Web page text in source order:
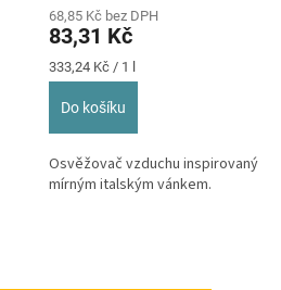
produktu
je
5,0
z
68,85 Kč bez DPH
83,31 Kč
Měrná
cena:
333,24 Kč / 1 l
Do košíku
Osvěžovač vzduchu inspirovaný
mírným italským vánkem.